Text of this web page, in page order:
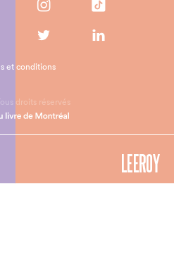
droits réservés
et conditions